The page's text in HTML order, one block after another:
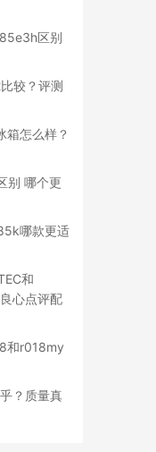
区别
较？评测
箱怎么样？
别 哪个更
哪款更适
和
心点评配
和r018my
？质量真